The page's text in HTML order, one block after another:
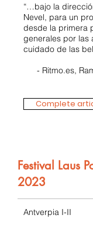
“…bajo la
Nevel, para un
desde la primera
generales por las
cuidado de las
- Ritmo.es,
Complete
Festival Laus
2023
Antverpia I-II